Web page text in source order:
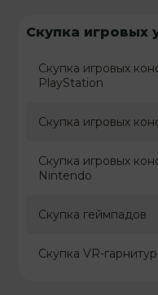
Скупка игровых
Скупка игровых
PlayStation
Скупка игровых
Скупка игровых
Nintendo
Скупка геймпадов
Скупка VR-гарнитур